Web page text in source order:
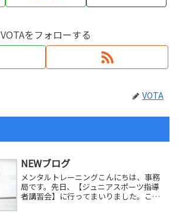
VOTAをフォローする
VOTA
NEWブログ
メンタルトレーニングこんにちは、事務
局です。先日、【ジュニアスポーツ指導
者講習会】に行ってまいりました。この